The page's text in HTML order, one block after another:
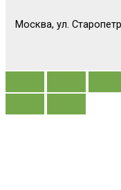
Москва, ул.